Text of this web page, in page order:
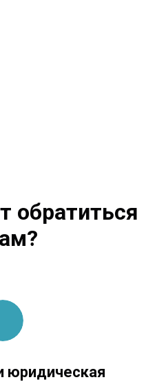
обратиться
юридическая